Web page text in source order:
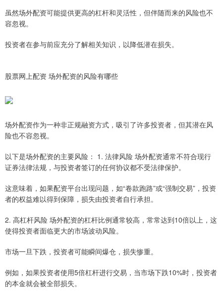
虽然场外配资可能提供更高的杠杆和灵活性，但伴随而来的风险也不
容忽视。
投资者在参与前应充分了解相关知识，以降低潜在损失。
股票网上配资 场外配资的风险有哪些
场外配资作为一种非正规融资方式，吸引了许多投资者，但其潜在风
险也不容忽视。
以下是场外配资的主要风险： 1. 法律风险 场外配资通常不符合现行
证券法律法规，与投资者签订的任何协议都不受法律保护。
这意味着，如果配资平台出现问题，如“卷款跑路”或“强制交易”，投资
者的权益难以得到保障，损失由投资者自行承担。
2. 高杠杆风险 场外配资的杠杆比例通常较高，常常达到10倍以上，这
使得投资者面临更大的市场波动风险。
市场一旦下跌，投资者可能瞬间爆仓，损失惨重。
例如，如果投资者使用5倍杠杆进行交易，当市场下跌10%时，投资者
的本金就会被全部损失。